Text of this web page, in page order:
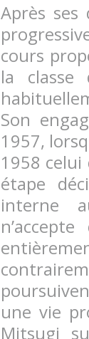
Après ses
cours
la
Son
1957,
1958
étape
interne
une vie
Mitsugi